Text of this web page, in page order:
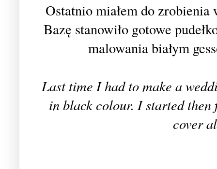
Ostatnio miałem do
Bazę stanowiło gotowe
malowania białym
Last time I had to make a
in black colour. I started
cover